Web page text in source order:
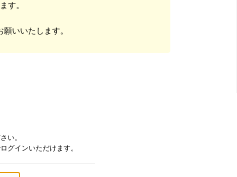
す。
願いいたします。
い。
グインいただけます。